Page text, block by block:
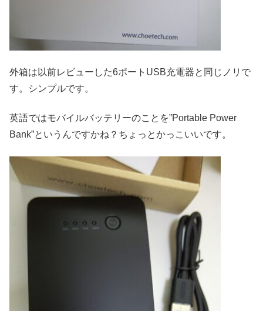
外箱は以前レビューした6ポートUSB充電器と同じノリで
す。シンプルです。
英語ではモバイルバッテリーのことを”Portable Power
Bank”というんですかね？ちょっとかっこいいです。